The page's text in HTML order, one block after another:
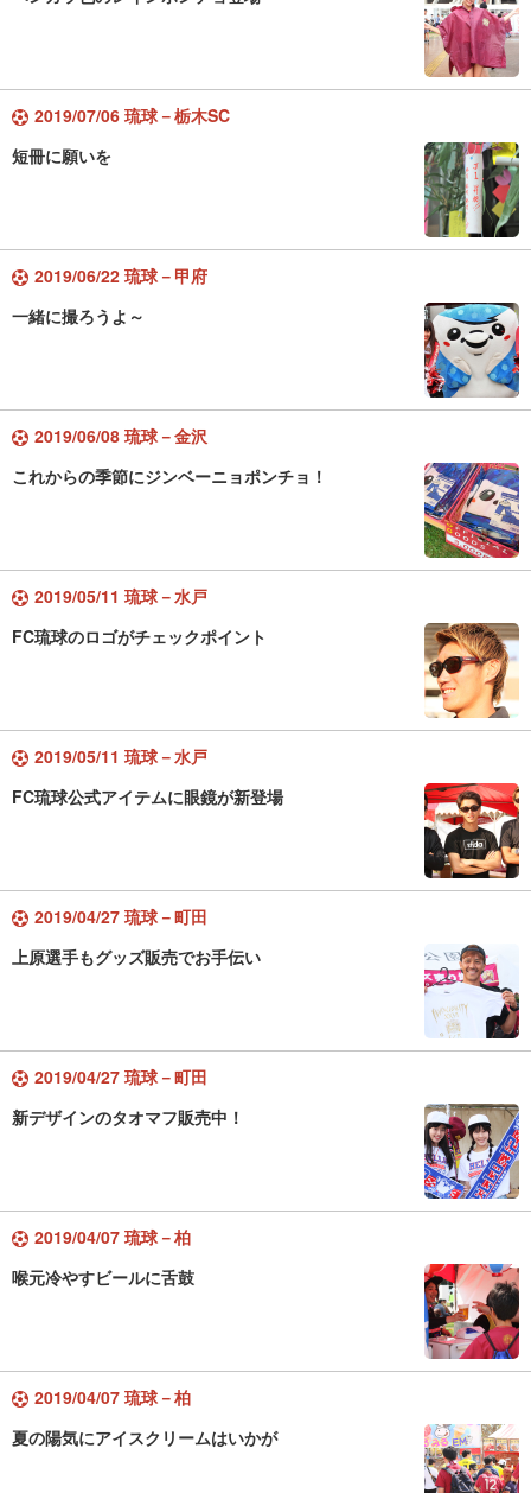
2019/07/06 琉球－栃木SC
短冊に願いを
2019/06/22 琉球－甲府
一緒に撮ろうよ～
2019/06/08 琉球－金沢
これからの季節にジンベーニョポンチョ！
2019/05/11 琉球－水戸
FC琉球のロゴがチェックポイント
2019/05/11 琉球－水戸
FC琉球公式アイテムに眼鏡が新登場
2019/04/27 琉球－町田
上原選手もグッズ販売でお手伝い
2019/04/27 琉球－町田
新デザインのタオマフ販売中！
2019/04/07 琉球－柏
喉元冷やすビールに舌鼓
2019/04/07 琉球－柏
夏の陽気にアイスクリームはいかが